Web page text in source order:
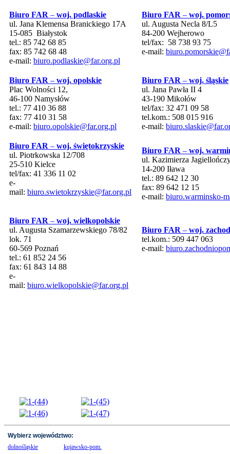
Biuro FAR – woj. podlaskie
ul. Jana Klemensa Branickiego 17A
15-085 Białystok
tel.: 85 742 68 85
fax: 85 742 68 48
e-mail: biuro.podlaskie@far.org.pl
Biuro FAR – woj.
ul. Augusta Necla 8/L5
84-200 Wejherowo
tel/fax: 58 738 93 75
e-mail:
Biuro FAR – woj. opolskie
Plac Wolności 12,
46-100 Namysłów
tel.: 77 410 36 88
fax: 77 410 31 58
e-mail: biuro.opolskie@far.org.pl
Biuro FAR – woj. śląskie
ul. Jana Pawła II 4
43-190 Mikołów
tel/fax: 32 471 09 58
tel.kom.: 508 015 916
e-mail:
Biuro FAR – woj. świętokrzyskie
ul. Piotrkowska 12/708
25-510 Kielce
tel/fax: 41 336 11 02
e-
mail: biuro.swietokrzyskie@far.org.pl
Biuro FAR – woj.
ul. Kazimierza
14-200 Iława
tel.: 89 642 12 30
fax: 89 642 12 15
e-mail: biuro.warminsko-
Biuro FAR – woj. wielkopolskie
ul. Augusta Szamarzewskiego 78/82
lok. 71
60-569 Poznań
tel.: 61 852 24 56
fax: 61 843 14 88
e-
mail: biuro.wielkopolskie@far.org.pl
Biuro FAR – woj.
tel.kom.: 509 447 063
e-mail:
Wybierz województwo:
dolnośląskie
kujawsko-pom.